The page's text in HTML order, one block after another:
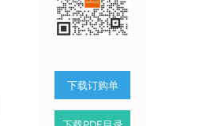
下载订购单